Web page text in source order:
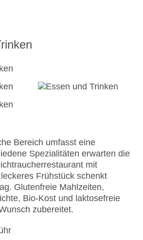
Renovierung: 2010
Stockwerke: 9
Express, Diners Club,
Bereich umfasst eine
Spezialitäten erwarten die
mit
Frühstück schenkt
Glutenfreie Mahlzeiten,
Bio-Kost und laktosefreie
zubereitet.